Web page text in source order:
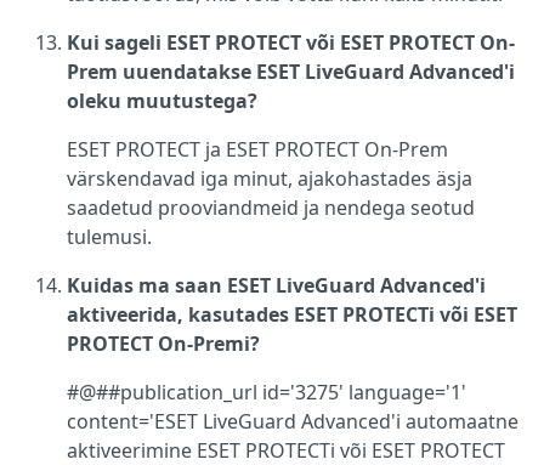
Kui sageli ESET PROTECT või ESET PROTECT On-
Prem uuendatakse ESET LiveGuard Advanced'i
oleku muutustega?
ESET PROTECT ja ESET PROTECT On-Prem
värskendavad iga minut, ajakohastades äsja
saadetud prooviandmeid ja nendega seotud
tulemusi.
Kuidas ma saan ESET LiveGuard Advanced'i
aktiveerida, kasutades ESET PROTECTi või ESET
PROTECT On-Premi?
#@##publication_url id='3275' language='1'
content='ESET LiveGuard Advanced'i automaatne
aktiveerimine ESET PROTECTi või ESET PROTECT